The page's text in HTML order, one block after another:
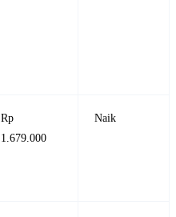
Rp
1.679.000
Naik